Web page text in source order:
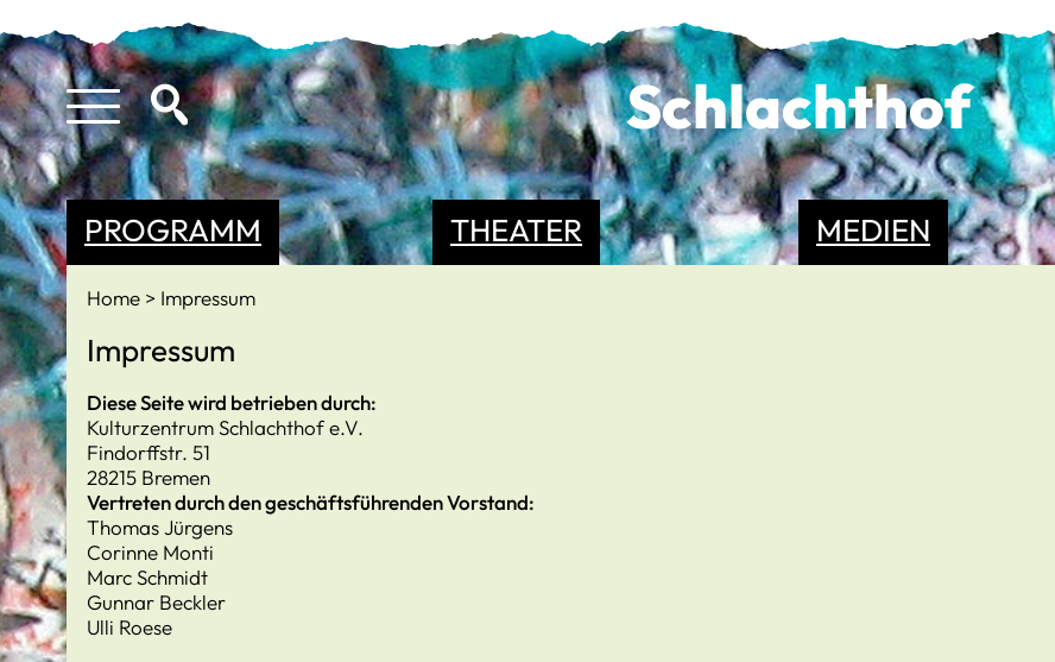
Schlachthof
PROGRAMM THEATER MEDIEN
Home Impressum
Impressum
Diese Seite wird betrieben durch:
Kulturzentrum Schlachthof e.V.
Findorffstr. 51
28215 Bremen
Vertreten durch den geschäftsführenden Vorstand:
Thomas Jürgens
Corinne Monti
Marc Schmidt
Gunnar Beckler
Ulli Roese